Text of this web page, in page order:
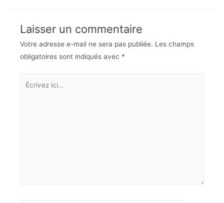
Laisser un commentaire
Votre adresse e-mail ne sera pas publiée. Les champs
obligatoires sont indiqués avec *